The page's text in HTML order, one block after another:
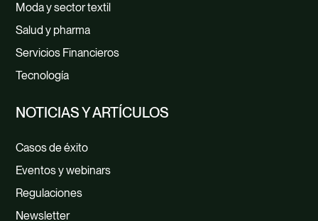
Moda y sector textil
Salud y pharma
Servicios Financieros
Tecnología
NOTICIAS Y ARTÍCULOS
Casos de éxito
Eventos y webinars
Regulaciones
Newsletter